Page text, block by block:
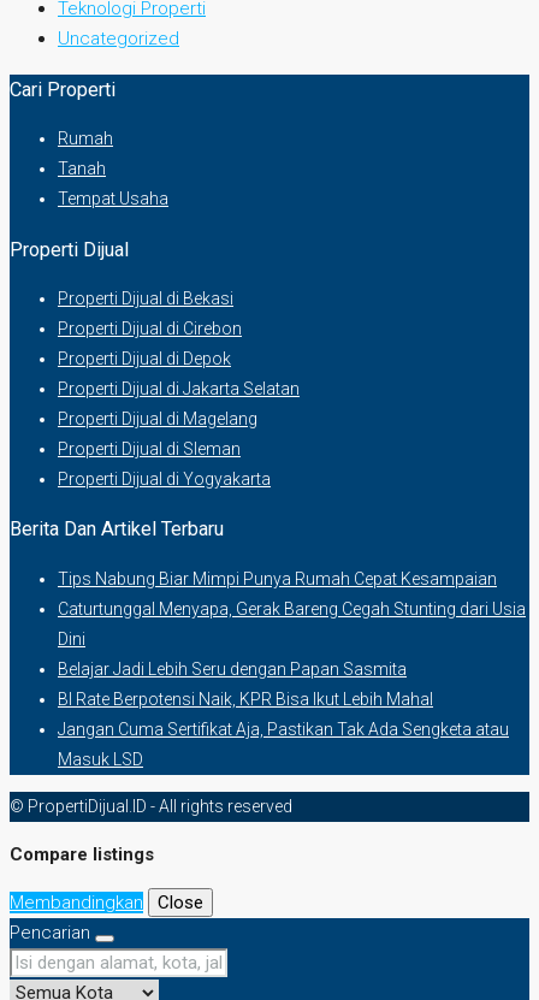
Teknologi Properti
Uncategorized
Cari Properti
Rumah
Tanah
Tempat Usaha
Properti Dijual
Properti Dijual di Bekasi
Properti Dijual di Cirebon
Properti Dijual di Depok
Properti Dijual di Jakarta Selatan
Properti Dijual di Magelang
Properti Dijual di Sleman
Properti Dijual di Yogyakarta
Berita Dan Artikel Terbaru
Tips Nabung Biar Mimpi Punya Rumah Cepat Kesampaian
Caturtunggal Menyapa, Gerak Bareng Cegah Stunting dari Usia
Dini
Belajar Jadi Lebih Seru dengan Papan Sasmita
BI Rate Berpotensi Naik, KPR Bisa Ikut Lebih Mahal
Jangan Cuma Sertifikat Aja, Pastikan Tak Ada Sengketa atau
Masuk LSD
© PropertiDijual.ID - All rights reserved
Compare listings
Membandingkan
Close
Pencarian